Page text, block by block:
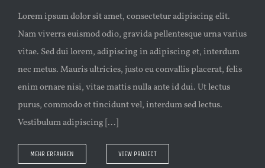
Lorem ipsum dolor sit amet, consectetur adipiscing elit.
Nam viverra euismod odio, gravida pellentesque urna varius
vitae. Sed dui lorem, adipiscing in adipiscing et, interdum
nec metus. Mauris ultricies, justo eu convallis placerat, felis
enim ornare nisi, vitae mattis nulla ante id dui. Ut lectus
purus, commodo et tincidunt vel, interdum sed lectus.
Vestibulum adipiscing [...]
MEHR ERFAHREN VIEW PROJECT